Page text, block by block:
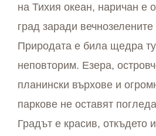
на Тихия океан, наричан е
град заради вечнозелените
Природата е била щедра
неповторим. Езера,
планински върхове и
паркове не оставят
Градът е красив, откъдето